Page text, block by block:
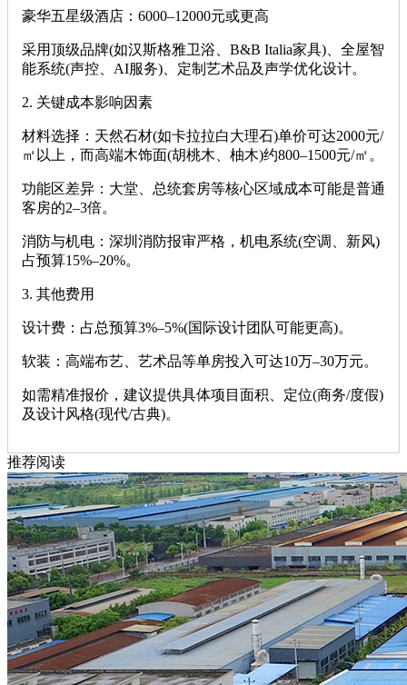
‌豪华五星级酒店‌：6000–12000元或更高
采用顶级品牌(如汉斯格雅卫浴、B&B Italia家具)、全屋智
能系统(声控、AI服务)、定制艺术品及声学优化设计。
‌2. 关键成本影响因素‌
‌材料选择‌：天然石材(如卡拉拉白大理石)单价可达2000元/
㎡以上，而高端木饰面(胡桃木、柚木)约800–1500元/㎡。
‌功能区差异‌：大堂、总统套房等核心区域成本可能是普通
客房的2–3倍。
‌消防与机电‌：深圳消防报审严格，机电系统(空调、新风)
占预算15%–20%。
‌3. 其他费用‌
‌设计费‌：占总预算3%–5%(国际设计团队可能更高)。
‌软装‌：高端布艺、艺术品等单房投入可达10万–30万元。
如需精准报价，建议提供具体项目面积、定位(商务/度假)
及设计风格(现代/古典)。
推荐阅读